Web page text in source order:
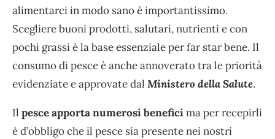
alimentarci in modo sano è importantissimo.
Scegliere buoni prodotti, salutari, nutrienti e con
pochi grassi è la base essenziale per far star bene. Il
consumo di pesce è anche annoverato tra le priorità
evidenziate e approvate dal Ministero della Salute.
Il pesce apporta numerosi beneficima per recepirli
è d’obbligo che il pesce sia presente nei nostri